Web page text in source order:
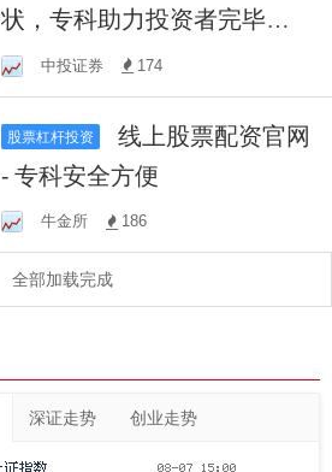
状，专科助力投资者完毕资
金升值梦思！
中投证券 174
股票杠杆投资
线上股票配资官网
- 专科安全方便
牛金所 186
全部加载完成
深证走势 创业走势